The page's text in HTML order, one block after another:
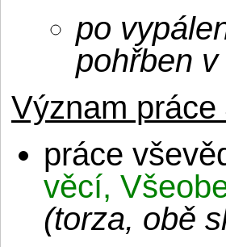
po
pohřben
Význam práce
práce
věcí,
(torza, obě